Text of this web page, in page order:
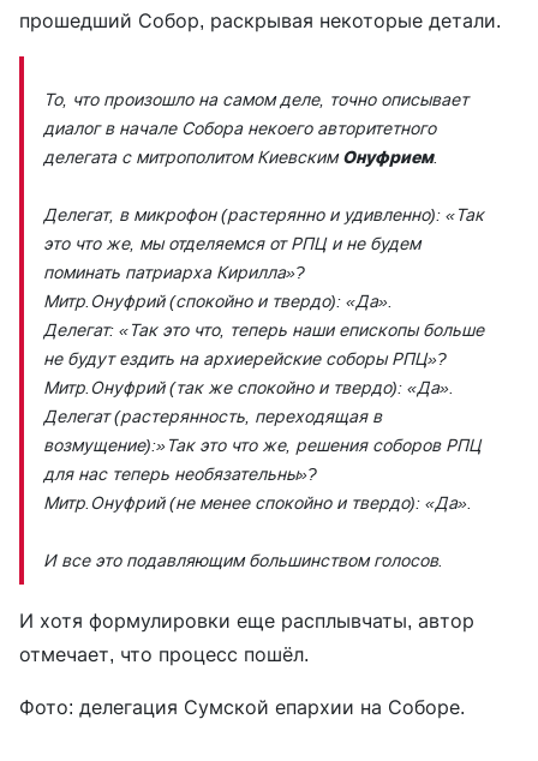
прошедший Собор, раскрывая некоторые детали.
То, что произошло на самом деле, точно описывает
диалог в начале Собора некоего авторитетного
делегата с митрополитом КиевскимОнуфрием.
Делегат, в микрофон (растерянно и удивленно): «Так
это что же, мы отделяемся от РПЦ и не будем
поминать патриарха Кирилла»?
Митр.Онуфрий (спокойно и твердо): «Да».
Делегат: «Так это что, теперь наши епископы больше
не будут ездить на архиерейские соборы РПЦ»?
Митр.Онуфрий (так же спокойно и твердо): «Да».
Делегат (растерянность, переходящая в
возмущение):»Так это что же, решения соборов РПЦ
для нас теперь необязательны»?
Митр.Онуфрий (не менее спокойно и твердо): «Да».
И все это подавляющим большинством голосов.
И хотя формулировки еще расплывчаты, автор
отмечает, что процесс пошёл.
Фото: делегация Сумской епархии на Соборе.